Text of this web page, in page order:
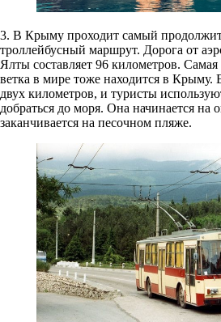
3. В Крыму проходит самый
троллейбусный маршрут. Дорога от
Ялты составляет 96 километров. Самая
ветка в мире тоже находится в Крыму.
двух километров, и туристы
добраться до моря. Она начинается на
заканчивается на песочном пляже.